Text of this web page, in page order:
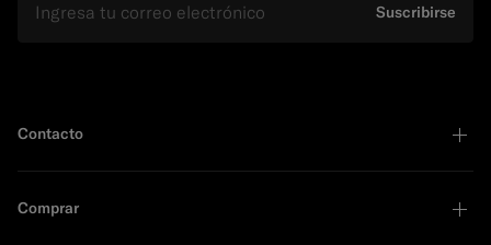
Suscribirse
Contacto
Comprar